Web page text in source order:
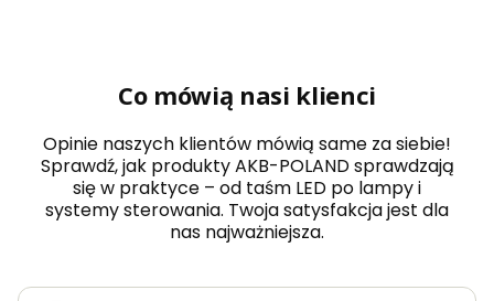
Co mówią nasi klienci
Opinie naszych klientów mówią same za siebie!
Sprawdź, jak produkty AKB-POLAND sprawdzają
się w praktyce – od taśm LED po lampy i
systemy sterowania. Twoja satysfakcja jest dla
nas najważniejsza.